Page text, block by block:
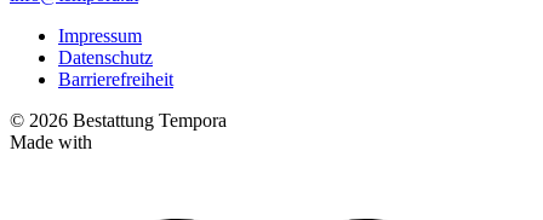
Impressum
Datenschutz
Barrierefreiheit
© 2026 Bestattung Tempora
Made with